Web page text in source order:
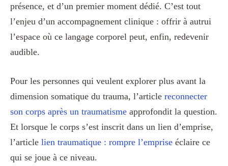
présence, et d’un premier moment dédié. C’est tout
l’enjeu d’un accompagnement clinique : offrir à autrui
l’espace où ce langage corporel peut, enfin, redevenir
audible.
Pour les personnes qui veulent explorer plus avant la
dimension somatique du trauma, l’article reconnecter
son corps après un traumatisme approfondit la question.
Et lorsque le corps s’est inscrit dans un lien d’emprise,
l’article lien traumatique : rompre l’emprise éclaire ce
qui se joue à ce niveau.